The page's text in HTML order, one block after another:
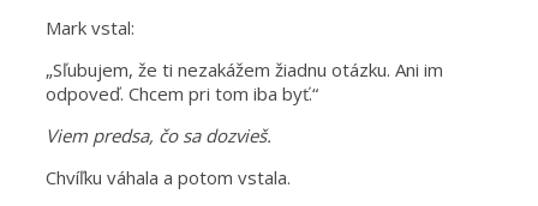
Mark vstal:
„Sľubujem, že ti nezakážem žiadnu otázku. Ani im
odpoveď. Chcem pri tom iba byť.“
Viem predsa, čo sa dozvieš.
Chvíľku váhala a potom vstala.